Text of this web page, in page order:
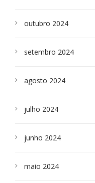
outubro 2024
setembro 2024
agosto 2024
julho 2024
junho 2024
maio 2024